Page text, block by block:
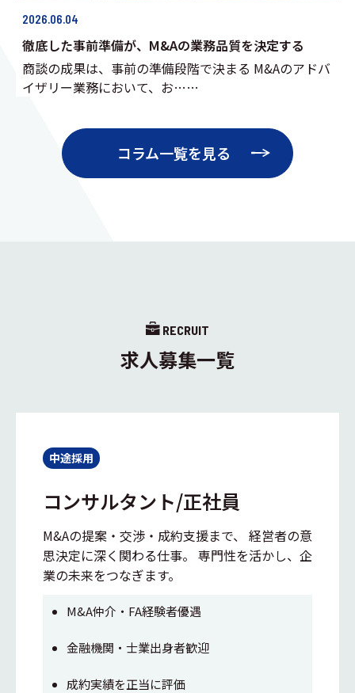
2026.06.04
徹底した事前準備が、M&Aの業務品質を決定する
商談の成果は、事前の準備段階で決まる M&Aのアドバ
イザリー業務において、お……
コラム一覧を見る
RECRUIT
求人募集一覧
中途採用
コンサルタント/正社員
M&Aの提案・交渉・成約支援まで、 経営者の意
思決定に深く関わる仕事。 専門性を活かし、企
業の未来をつなぎます。
M&A仲介・FA経験者優遇
金融機関・士業出身者歓迎
成約実績を正当に評価